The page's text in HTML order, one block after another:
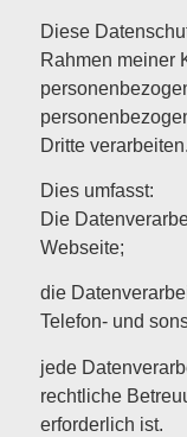
Diese
Rahmen meiner
Dritte verarbeiten.
Dies umfasst:
Die
Webseite;
die
Telefon- und
jede
rechtliche
erforderlich ist.